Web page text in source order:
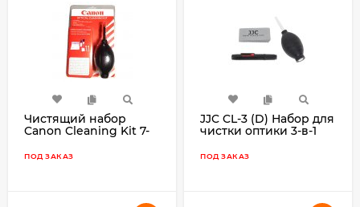
Чистящий набор
Canon Cleaning Kit 7-
ПОД ЗАКАЗ
JJC CL-3 (D) Набор для
чистки оптики 3-в-1
ПОД ЗАКАЗ